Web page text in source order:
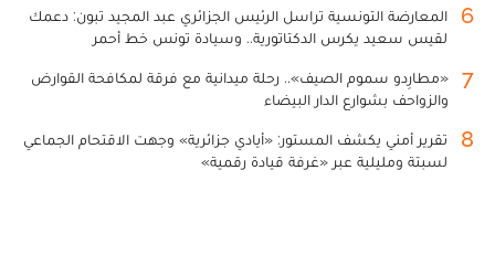
6
المعارضة التونسية تراسل الرئيس الجزائري عبد المجيد تبون: دعمك
لقيس سعيد يكرس الدكتاتورية.. وسيادة تونس خط أحمر
7
«مطارِدو سموم الصيف».. رحلة ميدانية مع فرقة لمكافحة القوارض
والزواحف بشوارع الدار البيضاء
8
تقرير أمني يكشف المستور: «أيادي جزائرية» وجهت الاقتحام الجماعي
لسبتة ومليلية عبر «غرفة قيادة رقمية»